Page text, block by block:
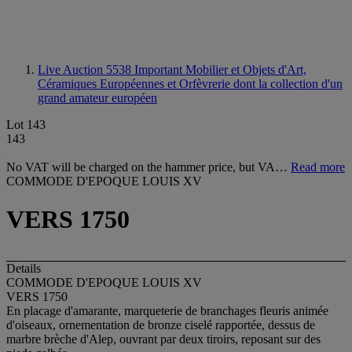
Live Auction 5538 Important Mobilier et Objets d'Art,
Céramiques Européennes et Orfèvrerie dont la collection d'un
grand amateur européen
Lot 143
143
No VAT will be charged on the hammer price, but VA… Read more
COMMODE D'EPOQUE LOUIS XV
VERS 1750
Details
COMMODE D'EPOQUE LOUIS XV
VERS 1750
En placage d'amarante, marqueterie de branchages fleuris animée
d'oiseaux, ornementation de bronze ciselé rapportée, dessus de
marbre brèche d'Alep, ouvrant par deux tiroirs, reposant sur des